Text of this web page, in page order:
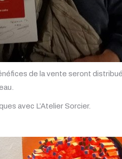
de la vente seront
avec L’Atelier Sorcier.